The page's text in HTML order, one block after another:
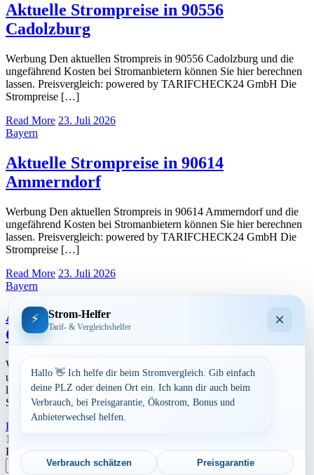
Aktuelle Strompreise in 90556
Cadolzburg
Werbung Den aktuellen Strompreis in 90556 Cadolzburg und die
ungefährend Kosten bei Stromanbietern können Sie hier berechnen
lassen. Preisvergleich: powered by TARIFCHECK24 GmbH Die
Strompreise […]
Read More 23. Juli 2026
Bayern
Aktuelle Strompreise in 90614
Ammerndorf
Werbung Den aktuellen Strompreis in 90614 Ammerndorf und die
ungefährend Kosten bei Stromanbietern können Sie hier berechnen
lassen. Preisvergleich: powered by TARIFCHECK24 GmbH Die
Strompreise […]
Read More 23. Juli 2026
Bayern
Aktuelle Strompreise in 90522
Oberasbach
Werbung Den aktuellen Strompreis in 90522 Oberasbach und die
ungefährend Kosten bei Stromanbietern können Sie hier berechnen
lassen. Preisvergleich: powered by TARIFCHECK24 GmbH Die
Strompreise […]
Read More
Seitennummerierung
der
1
Postleitzahl eingeben
Suchen
⚡ Strom-Helfer
Tarif- & Vergleichshelfer ×
Hallo 👋 Ich helfe dir beim Stromvergleich. Gib einfach
deine PLZ oder deinen Ort ein. Ich kann dir auch beim
Verbrauch, bei Preisgarantie, Ökostrom, Bonus und
Anbieterwechsel helfen.
Verbrauch schätzen Preisgarantie